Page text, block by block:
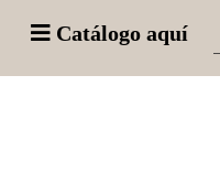
Catálogo aquí